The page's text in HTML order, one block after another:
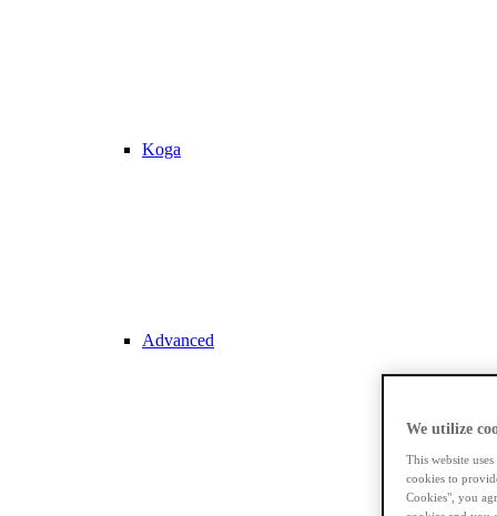
Koga
Advanced
We utilize
This website
cookies to
Cookies", you